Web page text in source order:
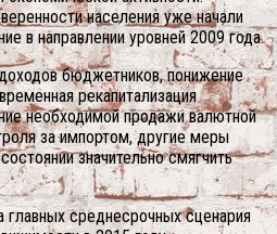
населения уже начали
в направлении уровней 2009 года.
бюджетников, понижение
рекапитализация
необходимой продажи валютной
за импортом, другие меры
значительно смягчить
среднесрочных сценария